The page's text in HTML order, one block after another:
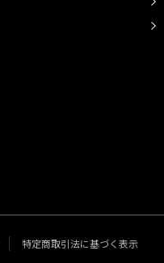
特定商取引法に基づく表示